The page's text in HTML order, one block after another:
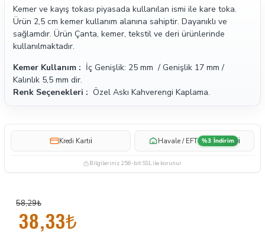
Kemer ve kayış tokası piyasada kullanılan ismi ile kare toka.
Ürün 2,5 cm kemer kullanım alanına sahiptir. Dayanıklı ve
sağlamdır. Ürün Çanta, kemer, tekstil ve deri ürünlerinde
kullanılmaktadır.
Kemer Kullanım : İç Genişlik: 25 mm / Genişlik 17 mm /
Kalınlık 5,5 mm dir.
Renk Seçenekleri : Özel Askı Kahverengi Kaplama.
Kredi Kartıi Havale / EFT %3 İndirim i
Bilgileriniz 256-bit SSL ile korunur
38,33₺
58,29₺